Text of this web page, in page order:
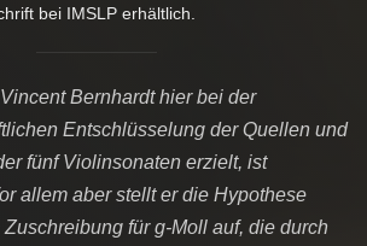
bei IMSLP erhältlich.
Bernhardt hier bei der
Entschlüsselung der Quellen und
fünf Violinsonaten erzielt, ist
allem aber stellt er die Hypothese
für g-Moll auf, die durch